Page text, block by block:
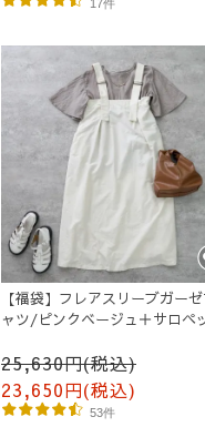
17件
【福袋】フレアスリーブガー
ャツ/ピンクベージュ＋サロペ
25,630円(税込)
23,650円(税込)
53件